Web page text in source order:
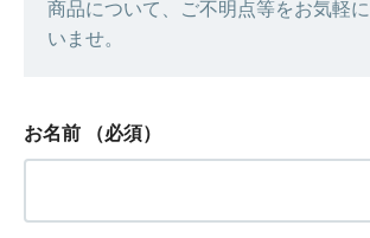
商品について、ご不明点等をお気軽
いませ。
お名前 （必須）